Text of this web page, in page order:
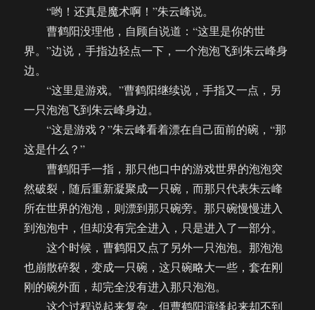
“哟！还真是魔术啊！”朱云峰说。
曹鹤阳没理他，自顾自说道：“这里是你的世
界。”边说，手指边轻点一下，一个泡泡飞到朱云峰身
边。
“这里是游戏。”曹鹤阳继续说，手指又一点，另
一只泡泡飞到朱云峰身边。
“这是游戏？”朱云峰看着漂在自己面前的碗，“那
这是什么？”
曹鹤阳手一指，那只他口中的游戏世界的泡泡突
然破裂，随后重新凝聚成一只碗，而那只代表朱云峰
所在世界的泡泡，则漂到那只碗旁。那只碗慢慢进入
到泡泡中，但却没有完全进入，只是进入了一部分。
这个时候，曹鹤阳又点了另外一只泡泡。那泡泡
也崩散碎裂，变成一只碗，这只碗略大一些，套在刚
刚的碗外面，却完全没有进入那只泡泡。
这个过程说起来复杂，但曹鹤阳演绎起来却不到